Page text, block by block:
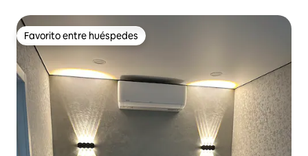
Favorito entre huéspedes
Favorito entre huéspedes